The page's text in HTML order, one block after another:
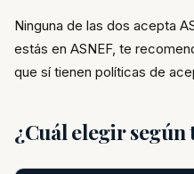
Ninguna de las dos acepta
estás en ASNEF, te
que sí tienen políticas de
¿Cuál elegir